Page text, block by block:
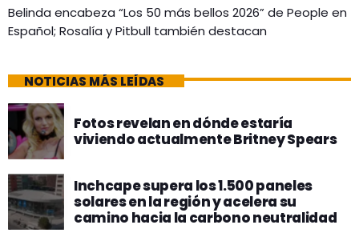
Belinda encabeza “Los 50 más bellos 2026” de People en
Español; Rosalía y Pitbull también destacan
NOTICIAS MÁS LEÍDAS
Fotos revelan en dónde estaría
viviendo actualmente Britney Spears
Inchcape supera los 1.500 paneles
solares en la región y acelera su
camino hacia la carbono neutralidad